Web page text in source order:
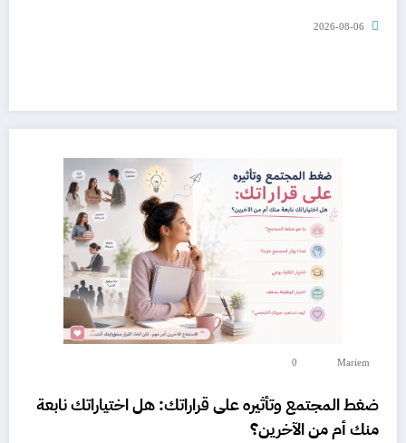
2026-08-06
Mariem
0
ضغط المجتمع وتأثيره على قراراتك: هل اختياراتك نابعة
منك أم من الآخرين؟